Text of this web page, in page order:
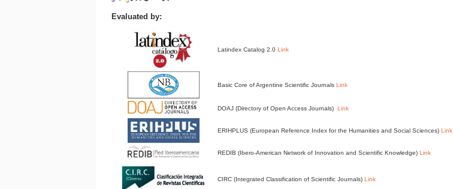
Evaluated by:
Latindex Catalog 2.0Link
Basic Core of Argentine Scientific JournalsLink
DOAJ (Directory of Open Access Journals)Link
ERIHPLUS (European Reference Index for the Humanities and Social Sciences)Link
REDIB (Ibero-American Network of Innovation and Scientific Knowledge)Link
CIRC (Integrated Classification of Scientific Journals)Link